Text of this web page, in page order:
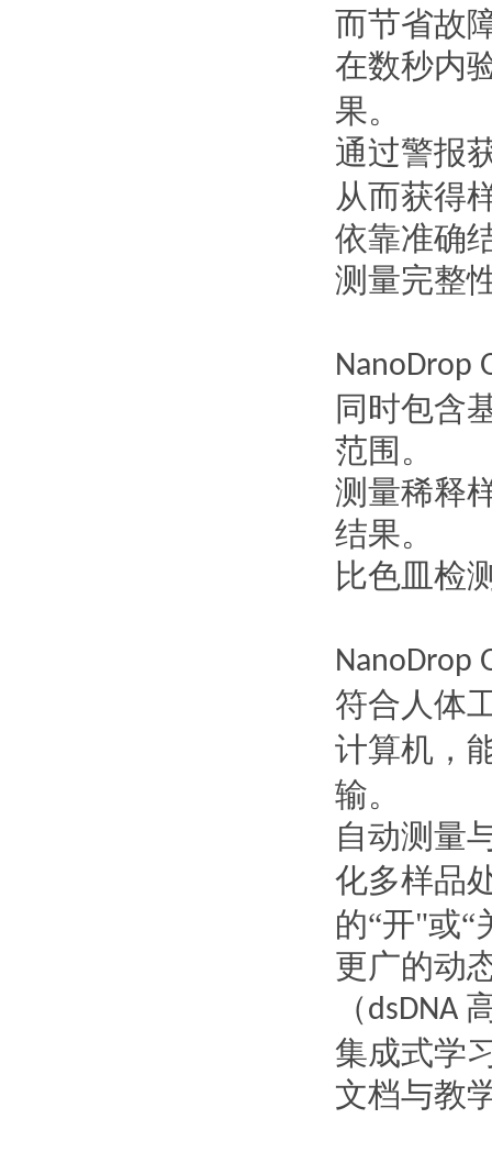
而节省故
在数秒内
果。
通过警报
从而获得
依靠准确
测量完整
NanoDrop
同时包含
范围。
测量稀释
结果。
比色皿检
NanoDrop
符合人体
计算机，
输。
自动测量
化多样品
的“开"或“
更广的动
（dsDNA
集成式学
文档与教